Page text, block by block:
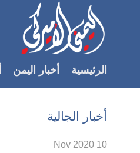
Accessibility
الرئيسي
الأقسام
الرئيسية
الرئيسية أخبار اليمن
أخبار الجالية
10 Nov 2020